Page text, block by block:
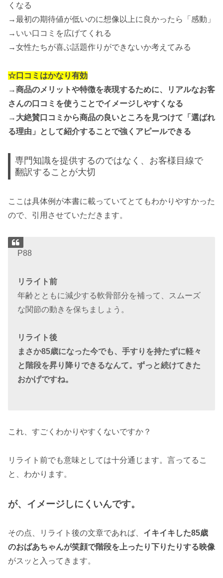
くなる
→最初の期待値が低いのに想像以上に良かったら「感動」
→いい口コミを広げてくれる
→女性たちが喜ぶ話題作りができないか考えてみる
☆口コミはかなり有効
→商品のメリットや特徴を表現するために、リアルなお客
さんの口コミを使うことでイメージしやすくなる
→ 大絶賛口コミから商品の良いところを見つけて「選ばれ
る理由」として紹介することで強くアピールできる
専門知識を提供するのではなく、お客様目線で
翻訳することが大切
ここは具体例が本書に載っていてとてもわかりやすかった
ので、引用させていただきます。
P88
リライト前
年齢とともに減少する軟骨部分を補って、スムーズ
な関節の動きを保ちましょう。
リライト後
まさか85歳になった今でも、手すりを持たずに軽々
と階段を昇り降りできるなんて。ずっと続けてきた
おかげですね。
これ、すごくわかりやすくないですか？
リライト前でも意味としては十分通じます。言ってるこ
と、わかります。
が、イメージしにくいんです。
その点、リライト後の文章であれば、 イキイキした85歳
のおばあちゃんが笑顔で階段を上ったり下りたりする映像
がスッと入ってきます。